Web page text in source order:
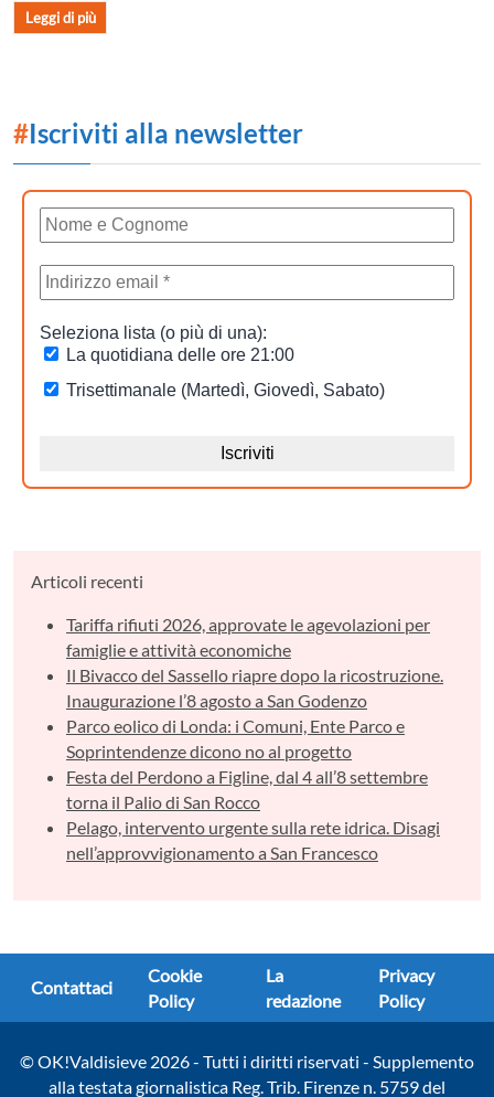
Leggi di più
#Iscriviti alla newsletter
Articoli recenti
Tariffa rifiuti 2026, approvate le agevolazioni per
famiglie e attività economiche
Il Bivacco del Sassello riapre dopo la ricostruzione.
Inaugurazione l’8 agosto a San Godenzo
Parco eolico di Londa: i Comuni, Ente Parco e
Soprintendenze dicono no al progetto
Festa del Perdono a Figline, dal 4 all’8 settembre
torna il Palio di San Rocco
Pelago, intervento urgente sulla rete idrica. Disagi
nell’approvvigionamento a San Francesco
Contattaci
Cookie
Policy
La
redazione
Privacy
Policy
© OK!Valdisieve 2026 - Tutti i diritti riservati - Supplemento
alla testata giornalistica Reg. Trib. Firenze n. 5759 del